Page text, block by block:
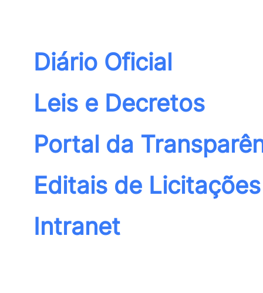
Diário Oficial
Leis e Decretos
Portal da
Editais de Licitações
Intranet